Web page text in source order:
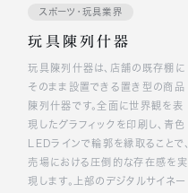
スポーツ・玩具業界
玩具陳列什器
玩具陳列什器は、店舗の既存棚に
そのまま設置できる置き型の商品
陳列什器です。全面に世界観を表
現したグラフィックを印刷し、青色
LEDラインで輪郭を縁取ることで、
売場における圧倒的な存在感を実
現します。上部のデジタルサイネー